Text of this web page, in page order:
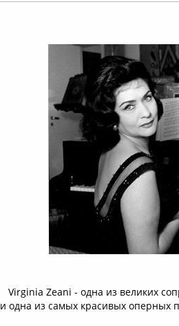
Virginia Zeani - одна из великих
и одна из самых красивых оперных